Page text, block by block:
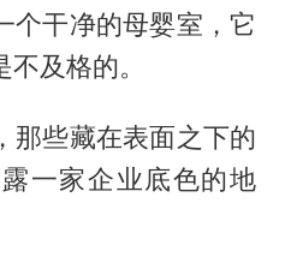
个干净的母婴室，它
及格的。
那些藏在表面之下的
一家企业底色的地